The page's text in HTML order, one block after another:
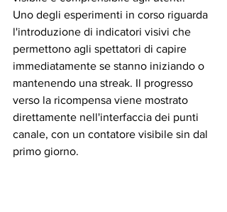
Uno degli esperimenti in corso riguarda
l'introduzione di indicatori visivi che
permettono agli spettatori di capire
immediatamente se stanno iniziando o
mantenendo una streak. Il progresso
verso la ricompensa viene mostrato
direttamente nell'interfaccia dei punti
canale, con un contatore visibile sin dal
primo giorno.